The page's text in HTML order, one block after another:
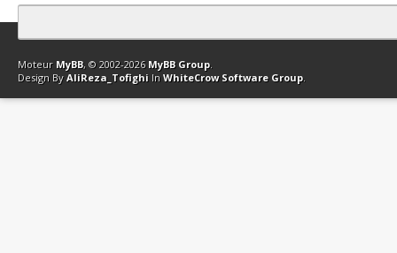
Contact Club Affiliation Retourner en haut Version bas-débit
Moteur MyBB, © 2002-2026 MyBB Group.
Design By AliReza_Tofighi In WhiteCrow Software Group.